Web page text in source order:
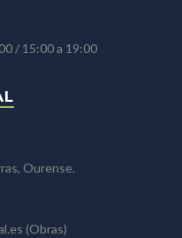
/ 15:00 a 19:00
Ourense.
(Obras)